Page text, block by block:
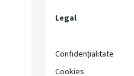
Legal
Confidențialitate
Cookies